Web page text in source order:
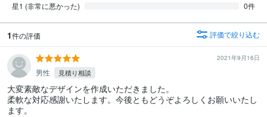
星1 (非常に悪かった)
0件
1件の評価 評価で絞り込む
2021年9月16日
男性 見積り相談
大変素敵なデザインを作成いただきました。
柔軟な対応感謝いたします。今後ともどうぞよろしくお願いいたし
ます。